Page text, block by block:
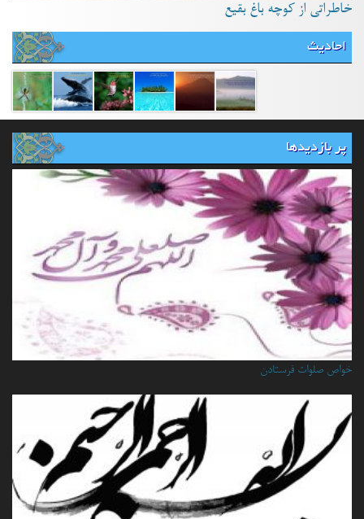
خاطراتی از کوچه باغ بقیع
احادیث
پر بازدیدها
خواص صلوات فرستادن